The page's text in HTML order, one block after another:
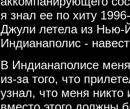
я знал ее по хиту
Джули летела из Нью-
Индианаполис -
В Индианаполисе
из-за того, что
узнал, что меня